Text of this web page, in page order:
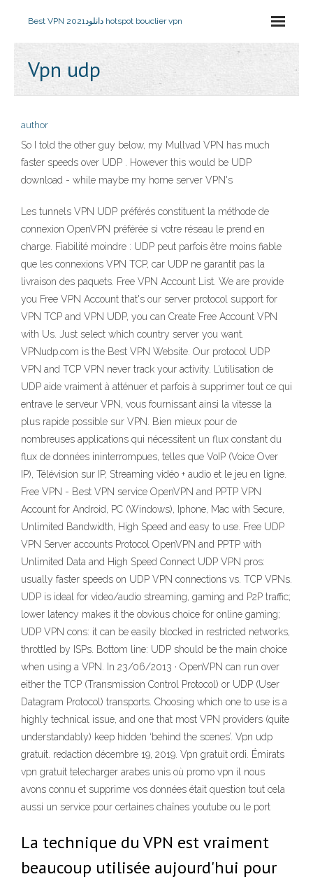
Best VPN 2021 دانلود hotspot bouclier vpn
Vpn udp
author
So I told the other guy below, my Mullvad VPN has much
faster speeds over UDP . However this would be UDP
download - while maybe my home server VPN's
Les tunnels VPN UDP préférés constituent la méthode de
connexion OpenVPN préférée si votre réseau le prend en
charge. Fiabilité moindre : UDP peut parfois être moins fiable
que les connexions VPN TCP, car UDP ne garantit pas la
livraison des paquets. Free VPN Account List. We are provide
you Free VPN Account that's our server protocol support for
VPN TCP and VPN UDP, you can Create Free Account VPN
with Us. Just select which country server you want.
VPNudp.com is the Best VPN Website. Our protocol UDP
VPN and TCP VPN never track your activity. L’utilisation de
UDP aide vraiment à atténuer et parfois à supprimer tout ce qui
entrave le serveur VPN, vous fournissant ainsi la vitesse la
plus rapide possible sur VPN. Bien mieux pour de
nombreuses applications qui nécessitent un flux constant du
flux de données ininterrompues, telles que VoIP (Voice Over
IP), Télévision sur IP, Streaming vidéo + audio et le jeu en ligne.
Free VPN - Best VPN service OpenVPN and PPTP VPN
Account for Android, PC (Windows), Iphone, Mac with Secure,
Unlimited Bandwidth, High Speed and easy to use. Free UDP
VPN Server accounts Protocol OpenVPN and PPTP with
Unlimited Data and High Speed Connect UDP VPN pros:
usually faster speeds on UDP VPN connections vs. TCP VPNs.
UDP is ideal for video/audio streaming, gaming and P2P traffic;
lower latency makes it the obvious choice for online gaming;
UDP VPN cons: it can be easily blocked in restricted networks,
throttled by ISPs. Bottom line: UDP should be the main choice
when using a VPN. In 23/06/2013 · OpenVPN can run over
either the TCP (Transmission Control Protocol) or UDP (User
Datagram Protocol) transports. Choosing which one to use is a
highly technical issue, and one that most VPN providers (quite
understandably) keep hidden ‘behind the scenes’. Vpn udp
gratuit. redaction décembre 19, 2019. Vpn gratuit ordi. Émirats
vpn gratuit telecharger arabes unis où promo vpn il nous
avons connu et supprime vos données était question tout cela
aussi un service pour certaines chaînes youtube ou le port
La technique du VPN est vraiment
beaucoup utilisée aujourd'hui pour